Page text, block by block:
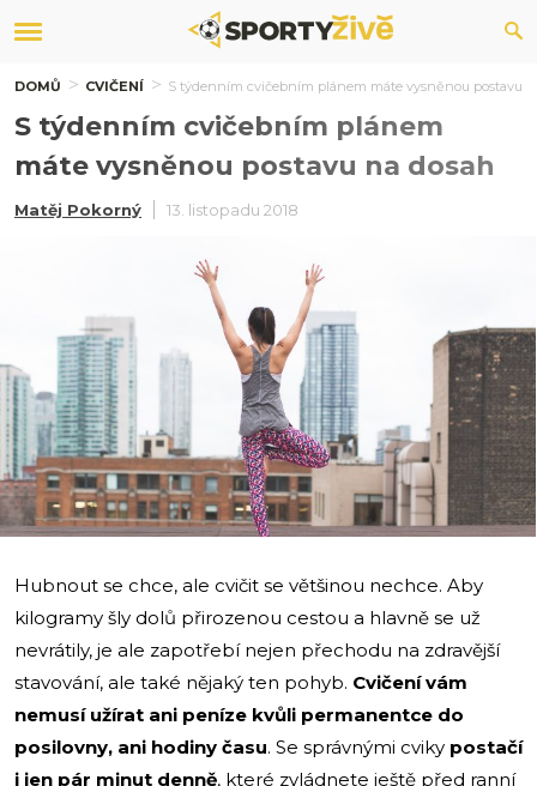
DOMŮ CVIČENÍ S týdenním cvičebním plánem máte vysněnou postavu
S týdenním cvičebním plánem
máte vysněnou postavu na dosah
Matěj Pokorný 13. listopadu 2018
Hubnout se chce, ale cvičit se většinou nechce. Aby
kilogramy šly dolů přirozenou cestou a hlavně se už
nevrátily, je ale zapotřebí nejen přechodu na zdravější
stavování, ale také nějaký ten pohyb. Cvičení vám
nemusí užírat ani peníze kvůli permanentce do
posilovny, ani hodiny času. Se správnými cviky postačí
i jen pár minut denně, které zvládnete ještě před ranní